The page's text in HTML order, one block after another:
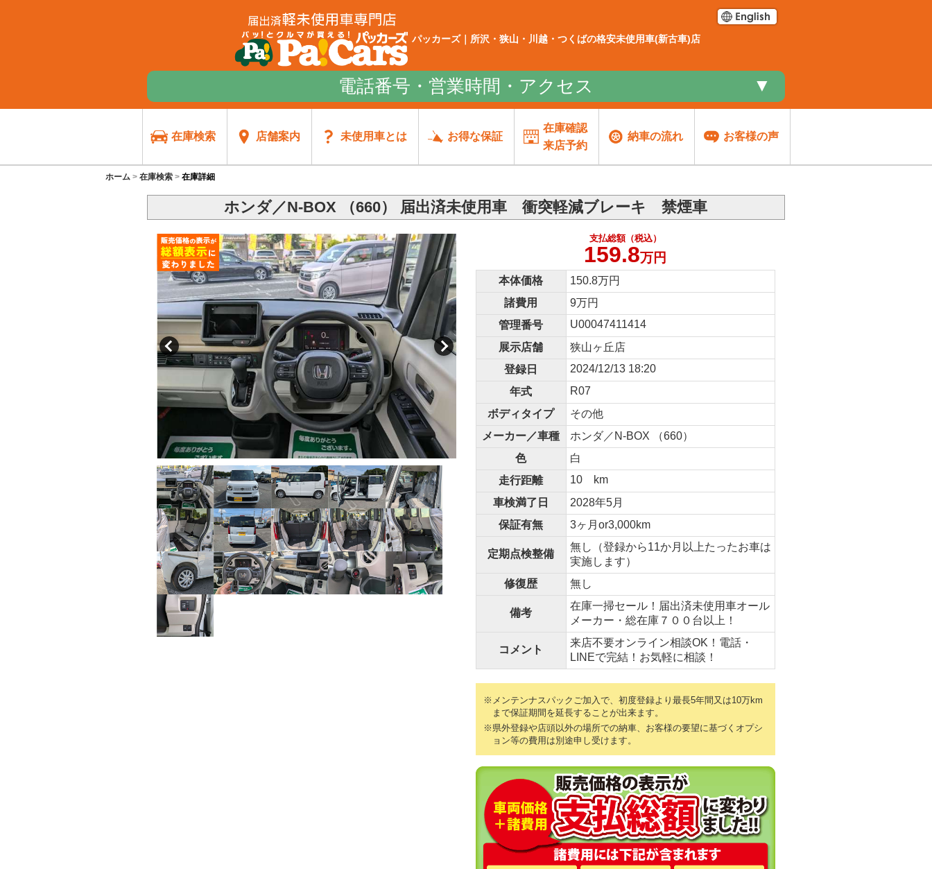
パッカーズ｜所沢・狭山・川越・つくばの格安未使用車(新古車)店
電話番号・営業時間・アクセス ▼
在庫検索 店舗案内 未使用車とは お得な保証
在庫確認
来店予約
納車の流れ お客様の声
ホーム 在庫検索 在庫詳細
ホンダ／N-BOX （660） 届出済未使用車 衝突軽減ブレーキ 禁煙車
支払総額（税込）
159.8万円
本体価格
150.8万円
諸費用
9万円
管理番号
U00047411414
展示店舗
狭山ヶ丘店
登録日
2024/12/13 18:20
年式
R07
ボディタイプ
その他
メーカー／車種
ホンダ／N-BOX （660）
色
白
走行距離
10 km
車検満了日
2028年5月
保証有無
3ヶ月or3,000km
定期点検整備
無し（登録から11か月以上たったお車は
実施します）
修復歴
無し
備考
在庫一掃セール！届出済未使用車オール
メーカー・総在庫７００台以上！
コメント
来店不要オンライン相談OK！電話・
LINEで完結！お気軽に相談！
※メンテンナスパックご加入で、初度登録より最長5年間又は10万km
まで保証期間を延長することが出来ます。
※県外登録や店頭以外の場所での納車、お客様の要望に基づくオプシ
ョン等の費用は別途申し受けます。